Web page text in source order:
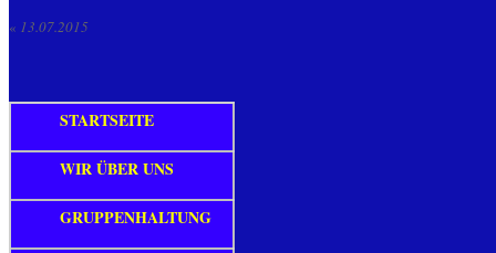
« 13.07.2015
STARTSEITE
WIR ÜBER UNS
GRUPPENHALTUNG